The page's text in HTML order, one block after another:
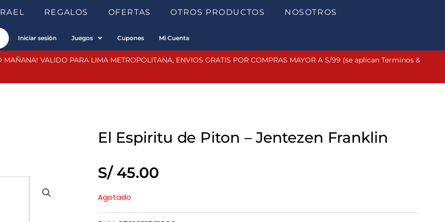
REGALOS OFERTAS OTROS PRODUCTOS NOSOTROS
Iniciar sesión Juegos Cupones Mi Cuenta
MAÑANA! VALIDO PARA LIMA METROPOLITANA, ENVIOS GRATIS POR COMPRAS MAYOR A S/99 (se aplican Terminos &
El Espiritu de Piton – Jentezen Franklin
S/45.00
Agotado